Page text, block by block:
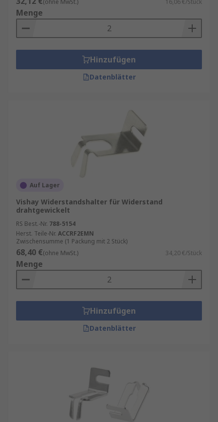
können.
(ohne MwSt.) 16,06 €/Stück
Menge
Hinzufügen
Datenblätter
Auf Lager
Vishay Widerstandshalter für Widerstand
drahtgewickelt
RS Best.-Nr. 788-5154
Herst. Teile-Nr. ACCRF2EMN
Zwischensumme (1 Packung mit 2 Stück)
68,40 €(ohne MwSt.) 34,20 €/Stück
Menge
Hinzufügen
Datenblätter